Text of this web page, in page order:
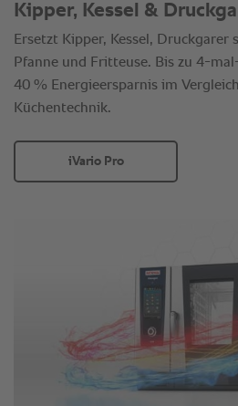
Kipper, Kessel &
Ersetzt Kipper, Kessel, Druckgarer
Pfanne und Fritteuse. Bis zu 4-
40 % Energieersparnis im
Küchentechnik.
iVario Pro